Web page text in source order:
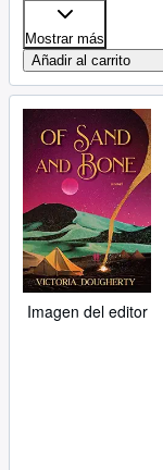
Mostrar más
Añadir al carrito
Imagen del editor